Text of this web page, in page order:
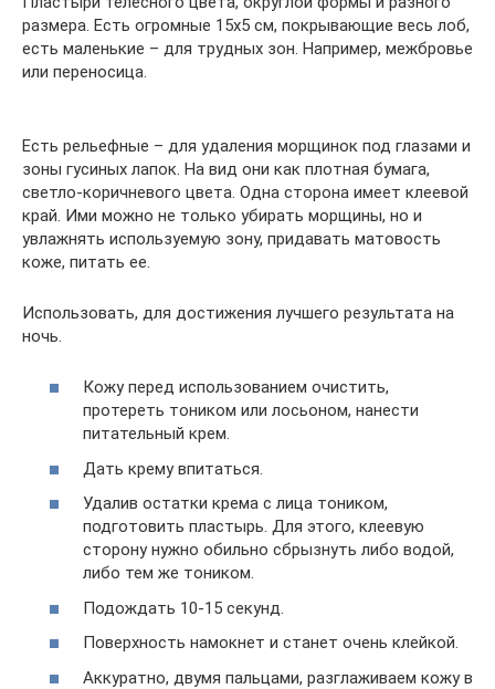
размера. Есть огромные 15х5 см, покрывающие весь лоб,
есть маленькие – для трудных зон. Например, межбровье
или переносица.
Есть рельефные – для удаления морщинок под глазами и
зоны гусиных лапок. На вид они как плотная бумага,
светло-коричневого цвета. Одна сторона имеет клеевой
край. Ими можно не только убирать морщины, но и
увлажнять используемую зону, придавать матовость
коже, питать ее.
Использовать, для достижения лучшего результата на
ночь.
Кожу перед использованием очистить,
протереть тоником или лосьоном, нанести
питательный крем.
Дать крему впитаться.
Удалив остатки крема с лица тоником,
подготовить пластырь. Для этого, клеевую
сторону нужно обильно сбрызнуть либо водой,
либо тем же тоником.
Подождать 10-15 секунд.
Поверхность намокнет и станет очень клейкой.
Аккуратно, двумя пальцами, разглаживаем кожу в